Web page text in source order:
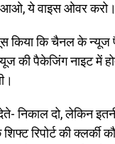
आओ, ये वाइस ओवर
किया कि चैनल के
की पैकेजिंग नाइट में
निकाल दो, लेकिन
रिपोर्ट की क्लर्की